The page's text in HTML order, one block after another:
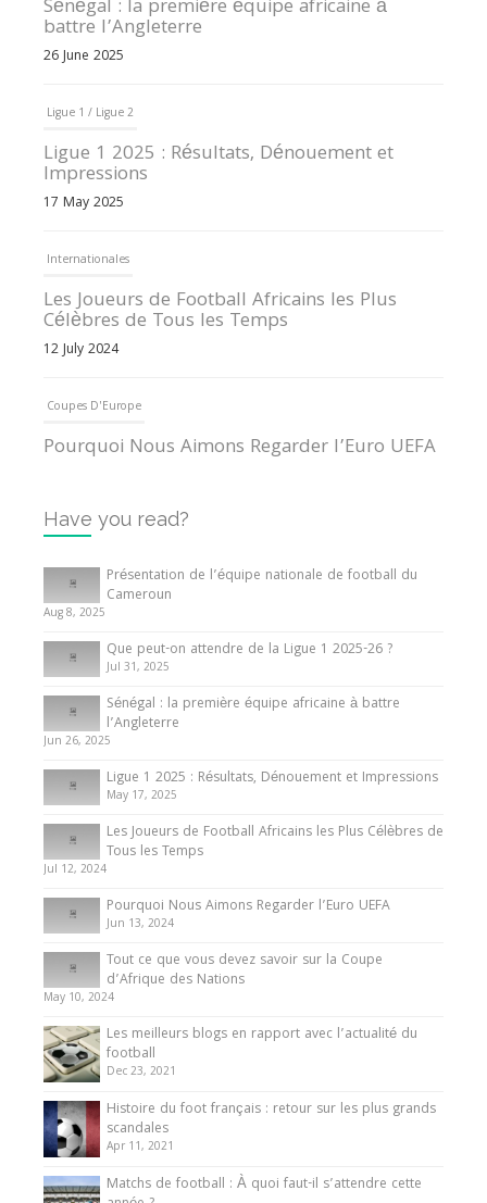
Sénégal : la première équipe africaine à
battre l’Angleterre
26 June 2025
Ligue 1 / Ligue 2
Ligue 1 2025 : Résultats, Dénouement et
Impressions
17 May 2025
Internationales
Les Joueurs de Football Africains les Plus
Célèbres de Tous les Temps
12 July 2024
Coupes D'Europe
Pourquoi Nous Aimons Regarder l’Euro UEFA
Internationales
Tout ce que vous devez savoir sur la Coupe
d’Afrique des Nations
10 May 2024
Internationales
Présentation de l’équipe nationale de football
du Cameroun
8 August 2025
Have you read?
Présentation de l’équipe nationale de football du
Cameroun
Aug 8, 2025
Que peut-on attendre de la Ligue 1 2025-26 ?
Jul 31, 2025
Sénégal : la première équipe africaine à battre
l’Angleterre
Jun 26, 2025
Ligue 1 2025 : Résultats, Dénouement et Impressions
May 17, 2025
Les Joueurs de Football Africains les Plus Célèbres de
Tous les Temps
Jul 12, 2024
Pourquoi Nous Aimons Regarder l’Euro UEFA
Jun 13, 2024
Tout ce que vous devez savoir sur la Coupe
d’Afrique des Nations
May 10, 2024
Les meilleurs blogs en rapport avec l’actualité du
football
Dec 23, 2021
Histoire du foot français : retour sur les plus grands
scandales
Apr 11, 2021
Matchs de football : À quoi faut-il s’attendre cette